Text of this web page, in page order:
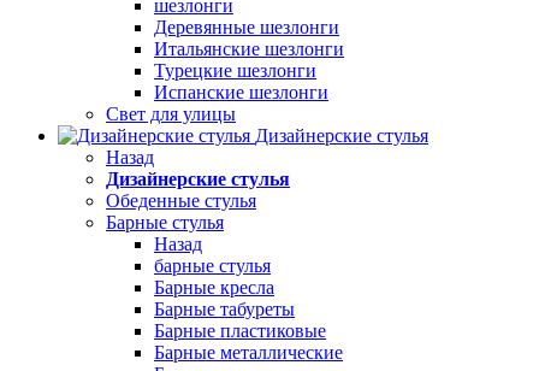
шезлонги
Деревянные шезлонги
Итальянские шезлонги
Турецкие шезлонги
Испанские шезлонги
Свет для улицы
Дизайнерские стулья
Назад
Дизайнерские стулья
Обеденные стулья
Барные стулья
Назад
барные стулья
Барные кресла
Барные табуреты
Барные пластиковые
Барные металлические